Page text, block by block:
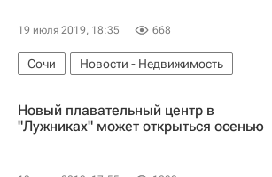
19 июля 2019, 18:35 668
Сочи
Новости - Недвижимость
Обманутые дольщики в России
Россия
Новый плавательный центр в
"Лужниках" может открыться осенью